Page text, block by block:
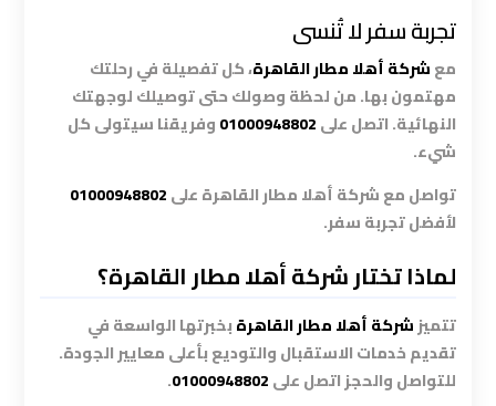
تجربة سفر لا تُنسى
معشركة أهلا مطار القاهرة، كل تفصيلة في رحلتك
مهتمون بها. من لحظة وصولك حتى توصيلك لوجهتك
النهائية. اتصل على01000948802وفريقنا سيتولى كل
شيء.
تواصل مع شركة أهلا مطار القاهرة على01000948802
لأفضل تجربة سفر.
لماذا تختار شركة أهلا مطار القاهرة؟
تتميزشركة أهلا مطار القاهرةبخبرتها الواسعة في
تقديم خدمات الاستقبال والتوديع بأعلى معايير الجودة.
للتواصل والحجز اتصل على01000948802
.
ليموزين
الاسكندريه
السويس
ليموزين
الاسكندريه
ليموزين
الاسكندريه
مطروح